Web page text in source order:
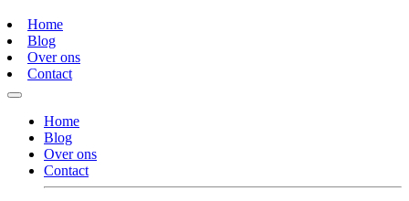
Home
Blog
Over ons
Contact
Home
Blog
Over ons
Contact